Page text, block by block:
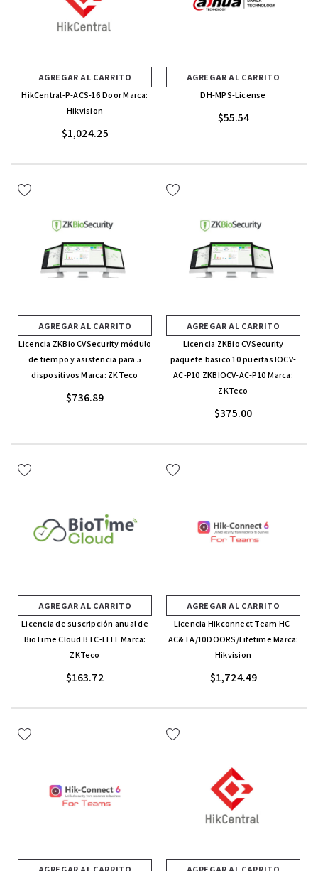
AGREGAR AL CARRITO
HikCentral-P-ACS-16 Door Marca:
Hikvision
$1,024.25
AGREGAR AL CARRITO
DH-MPS-License
$55.54
AGREGAR AL CARRITO
Licencia ZKBio CVSecurity módulo
de tiempo y asistencia para 5
dispositivos Marca: ZKTeco
$736.89
AGREGAR AL CARRITO
Licencia ZKBio CVSecurity
paquete basico 10 puertas IOCV-
AC-P10 ZKBIOCV-AC-P10 Marca:
ZKTeco
$375.00
AGREGAR AL CARRITO
Licencia de suscripción anual de
BioTime Cloud BTC-LITE Marca:
ZKTeco
$163.72
AGREGAR AL CARRITO
Licencia Hikconnect Team HC-
AC&TA/10DOORS/Lifetime Marca:
Hikvision
$1,724.49